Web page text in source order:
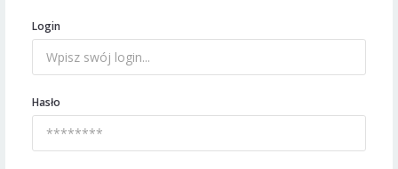
Login
Hasło